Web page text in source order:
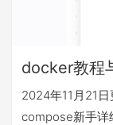
docker教程
2024年11月21
compose新手详